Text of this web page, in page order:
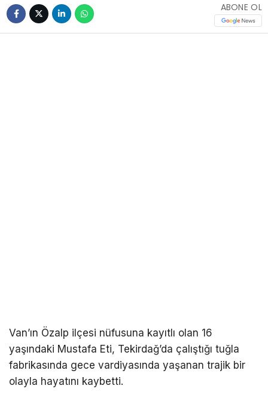
ABONE OL
Van’ın Özalp ilçesi nüfusuna kayıtlı olan 16
yaşındaki Mustafa Eti, Tekirdağ’da çalıştığı tuğla
fabrikasında gece vardiyasında yaşanan trajik bir
olayla hayatını kaybetti.